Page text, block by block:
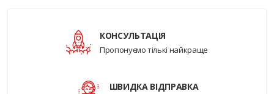
КОНСУЛЬТАЦІЯ
Пропонуємо тількі найкраще
ШВИДКА ВІДПРАВКА